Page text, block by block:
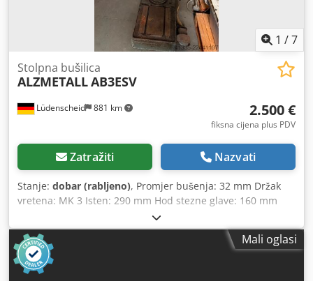
1 /7
Lüdenscheid 881 km
Stolpna bušilica
ALZMETALLAB3ESV
2.500 €
fiksna cijena plus PDV
Zatražiti Nazvati
Stanje: dobar (rabljeno), Promjer bušenja: 32 mm Držak
vretena: MK 3 Isten: 290 mm Hod stezne glave: 160 mm
Dimenzije stola: 510 x 300 mm Promjer stupa: 115 mm
Pomak putem rotacijske ručke Broj okretaja vretena: 55 -
1450 o/min, beskonačno podesivo Snaga motora: 0,9 i 1,3
kW, s mogućnošću prebacivanja Priključak na mrežu: 380
V, 50 Hz Broj okretaja vretena putem 2 stupnja prijenosa, 2
Mali oglasi